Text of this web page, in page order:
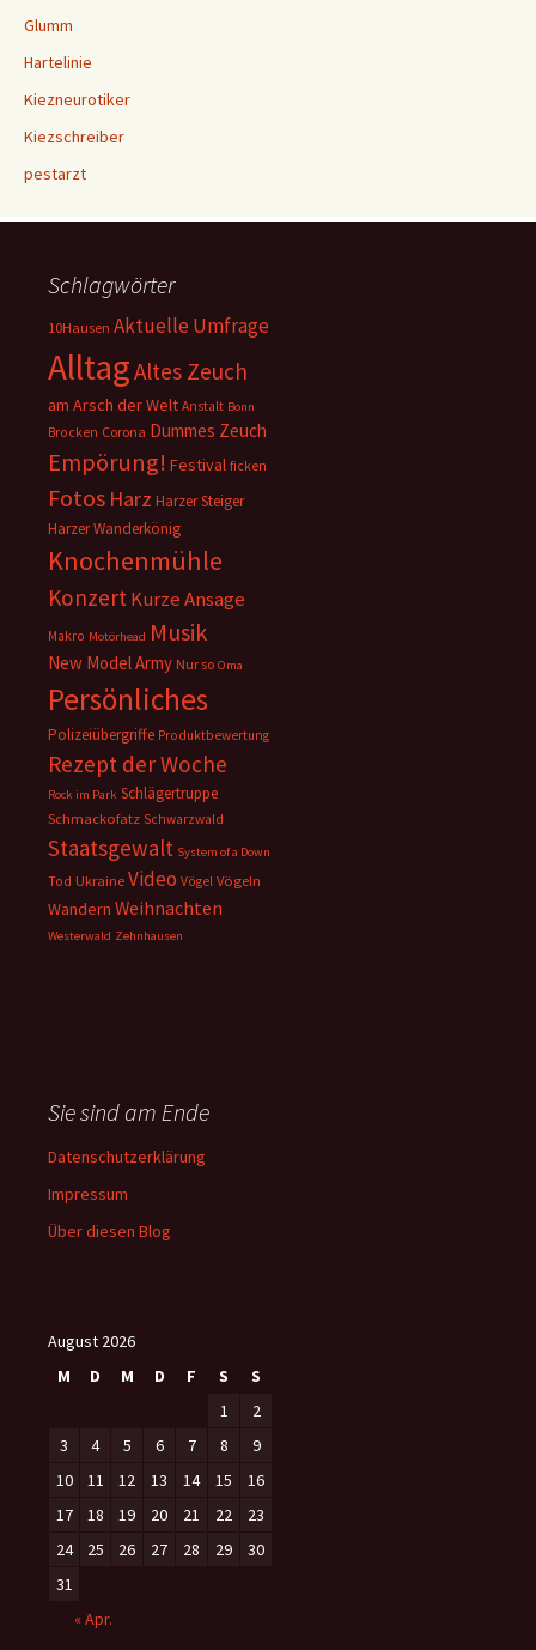
Glumm
Hartelinie
Kiezneurotiker
Kiezschreiber
pestarzt
Schlagwörter
10Hausen Aktuelle Umfrage
AlltagAltes Zeuch
am Arsch der Welt Anstalt Bonn
Brocken Corona Dummes Zeuch
Empörung! Festival ficken
Fotos Harz Harzer Steiger
Harzer Wanderkönig
Knochenmühle
KonzertKurze Ansage
Makro Motörhead Musik
New Model Army Nur so Oma
Persönliches
Polizeiübergriffe Produktbewertung
Rezept der Woche
Rock im Park Schlägertruppe
Schmackofatz Schwarzwald
Staatsgewalt System of a Down
Tod Ukraine Video Vögel Vögeln
Wandern Weihnachten
Westerwald Zehnhausen
Sie sind am Ende
Datenschutzerklärung
Impressum
Über diesen Blog
August 2026
M
D M D F S
S
1
2
3
4 5 6 7 8
9
10
11 12 13 14 15
16
17
18 19 20 21 22
23
24
25 26 27 28 29
30
31
« Apr.